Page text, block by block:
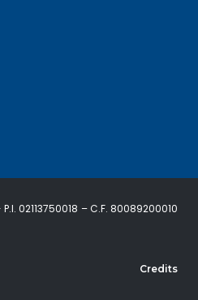
02113750018 – C.F. 80089200010
Credits